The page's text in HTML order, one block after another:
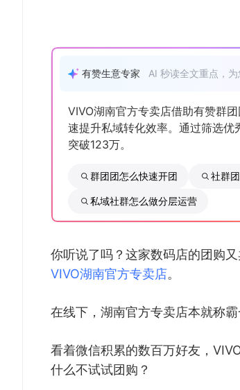
有赞生意专家 AI 秒读全文重点，
VIVO湖南官方专卖店借助有赞群
速提升私域转化效率。通过筛选
突破123万。
群团团怎么快速开团 社群
私域社群怎么做分层运营
你听说了吗？这家数码店的团购
VIVO湖南官方专卖店。
在线下，湖南官方专卖店本就称
看着微信积累的数百万好友，
什么不试试团购？